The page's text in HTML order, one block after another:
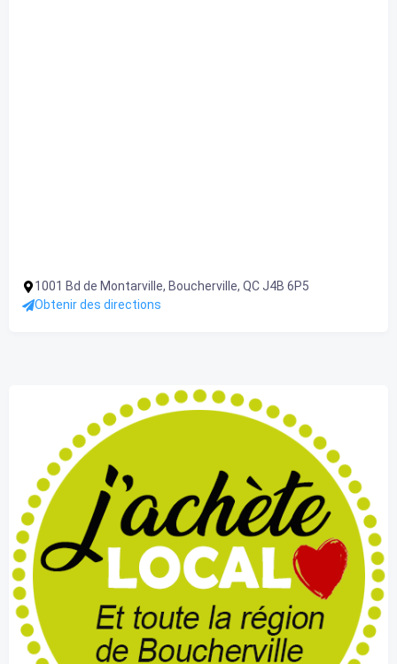
1001 Bd de Montarville, Boucherville, QC J4B 6P5
Obtenir des directions